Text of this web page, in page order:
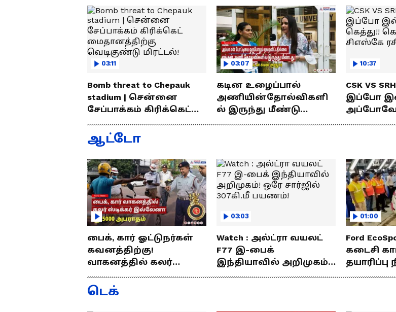
03:11
Bomb threat to Chepauk
stadium | சென்னை
சேப்பாக்கம் கிரிக்கெட்
வெடிகுண்டு மிரட்டல்!
03:07
கடின உழைப்பால்
அணியின்தோல்விகளி
ல் இருந்து மீண்டு
10:37
CSK VS
இப்போ
அப்போவே
ஆட்டோ
பைக், கார் ஓட்டுநர்கள்
கவனத்திற்கு!
வாகனத்தில் கலர்
ஸ்டிக்கர் இல்லேனா
ரூ.5000 அபராதம் !
03:03
Watch : அல்ட்ரா வயலட்
F77 இ-பைக்
இந்தியாவில் அறிமுகம்!
ஒரே சார்ஜில் 307கி.மீ
01:00
Ford
கடைசி
தயாரிப்பு
டெக்